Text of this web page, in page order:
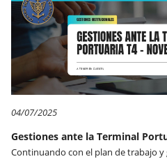
04/07/2025
Gestiones ante la Terminal
Continuando con el plan de trabajo